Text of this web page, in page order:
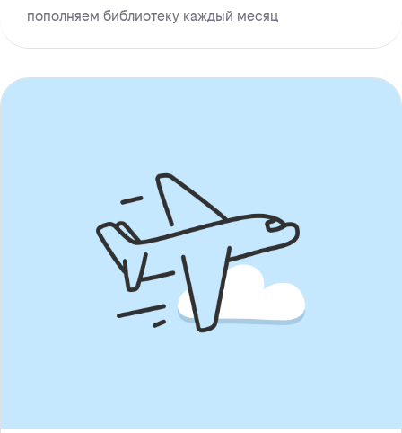
пополняем библиотеку каждый месяц